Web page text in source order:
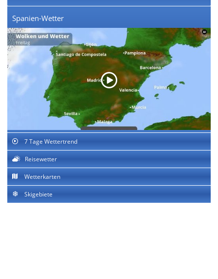
Spanien-Wetter
7 Tage Wettertrend
Reisewetter
Wetterkarten
Skigebiete